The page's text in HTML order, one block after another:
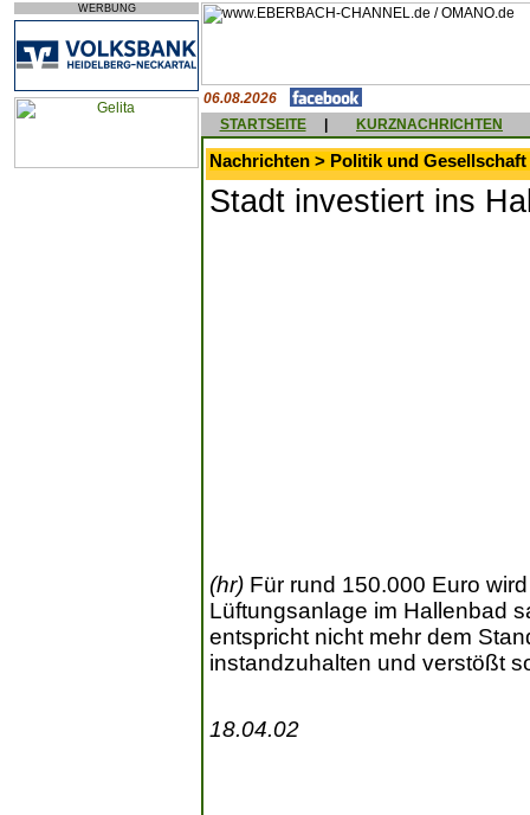
WERBUNG
06.08.2026
STARTSEITE
KURZNACHRICHTEN
Nachrichten > Politik und Gesellschaft
Stadt investiert ins
(hr) Für rund 150.000 Euro
Lüftungsanlage im Hallenbad
entspricht nicht mehr dem
instandzuhalten und verstößt
18.04.02